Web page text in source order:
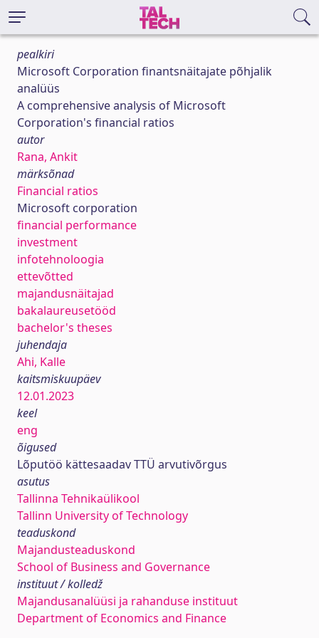
pealkiri
Microsoft Corporation finantsnäitajate põhjalik
analüüs
A comprehensive analysis of Microsoft
Corporation's financial ratios
autor
Rana, Ankit
märksõnad
Financial ratios
Microsoft corporation
financial performance
investment
infotehnoloogia
ettevõtted
majandusnäitajad
bakalaureusetööd
bachelor's theses
juhendaja
Ahi, Kalle
kaitsmiskuupäev
12.01.2023
keel
eng
õigused
Lõputöö kättesaadav TTÜ arvutivõrgus
asutus
Tallinna Tehnikaülikool
Tallinn University of Technology
teaduskond
Majandusteaduskond
School of Business and Governance
instituut / kolledž
Majandusanalüüsi ja rahanduse instituut
Department of Economics and Finance